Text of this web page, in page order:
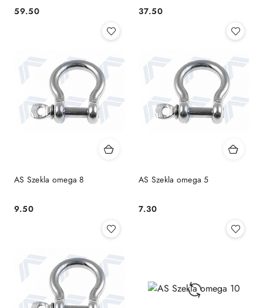
Cena:
59.50 Cena:
37.50
AS Szekla omega 8
Cena:
9.50
AS Szekla omega 5
Cena:
7.30